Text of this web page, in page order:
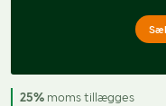
25% moms tillægges